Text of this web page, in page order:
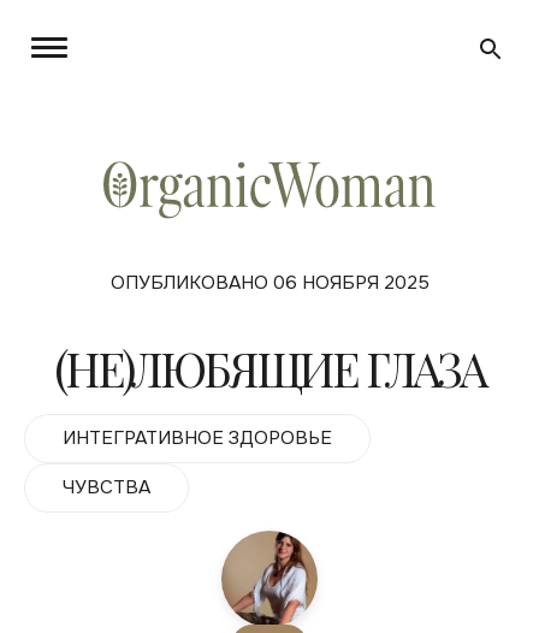
ОПУБЛИКОВАНО 06 НОЯБРЯ 2025
(НЕ)ЛЮБЯЩИЕ ГЛАЗА
ИНТЕГРАТИВНОЕ ЗДОРОВЬЕ
ЧУВСТВА